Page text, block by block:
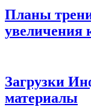
Планы
увеличения
Загрузки
материалы